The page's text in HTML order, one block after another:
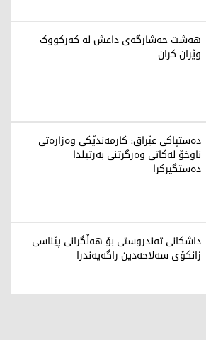
هەشت حەشارگەی داعش لە کەرکووک
وێران کران
دەستپاکی عێراق: کارمەندێکی وەزارەتی
ناوخۆ لەکاتی وەرگرتنی بەرتیلدا
دەستگیرکرا
داشکانی تەندروستی بۆ هەڵگرانی پێناسی
زانکۆی سەلاحەدین راگەیەندرا